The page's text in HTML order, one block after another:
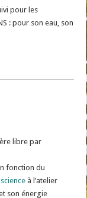
pour les
: pour son eau, son
libre par
fonction du
à l’atelier
son énergie